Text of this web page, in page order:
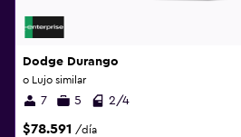
Dodge Durango
o Lujo similar
7 5 2/4
$78.591 /día